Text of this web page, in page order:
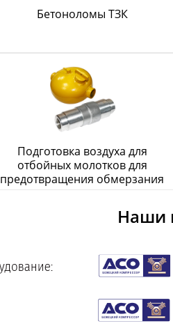
Бетоноломы ТЗК
Подготовка воздуха для
отбойных молотков для
предотвращения обмерзания
Наши